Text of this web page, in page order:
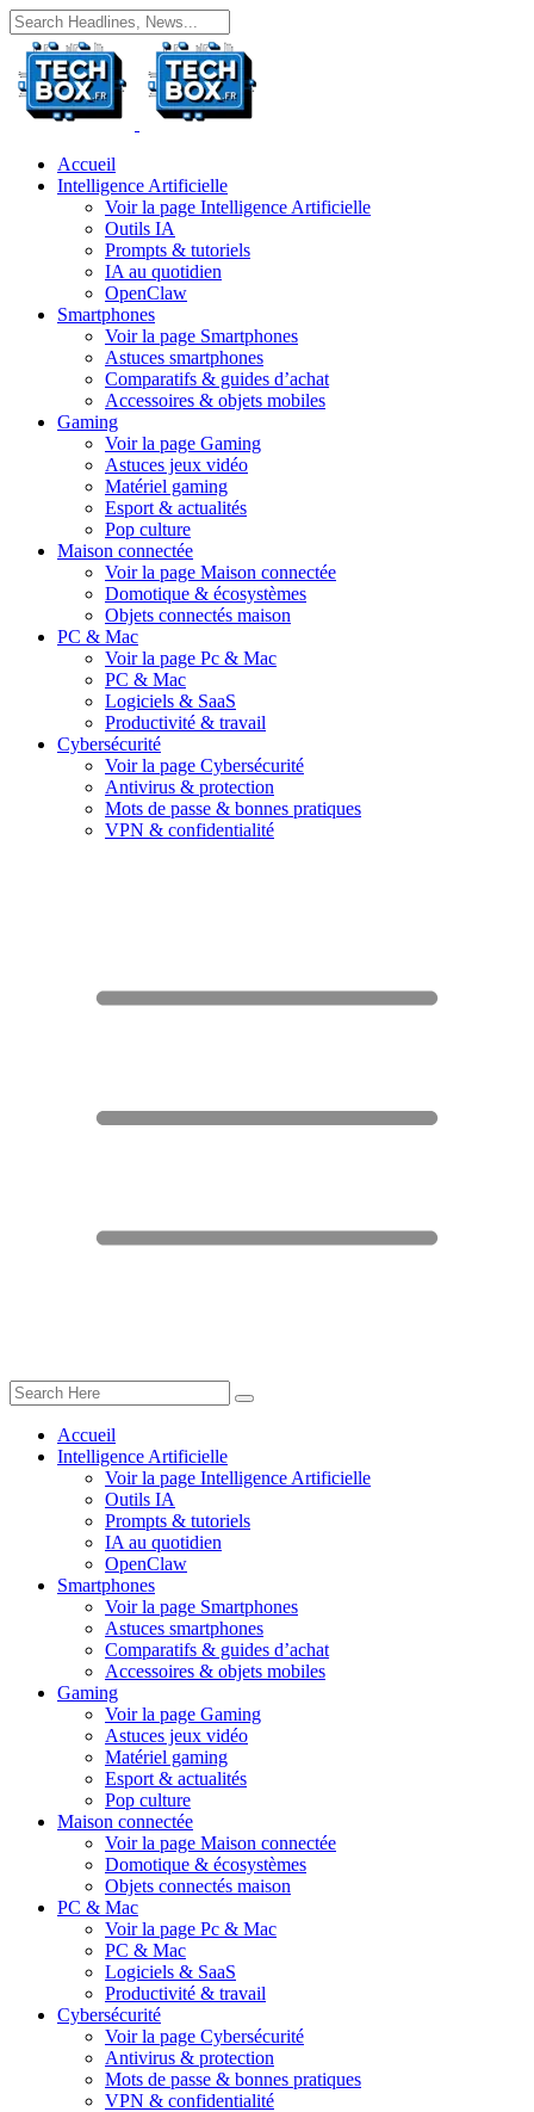
Accueil
Intelligence Artificielle
Voir la page Intelligence Artificielle
Outils IA
Prompts & tutoriels
IA au quotidien
OpenClaw
Smartphones
Voir la page Smartphones
Astuces smartphones
Comparatifs & guides d’achat
Accessoires & objets mobiles
Gaming
Voir la page Gaming
Astuces jeux vidéo
Matériel gaming
Esport & actualités
Pop culture
Maison connectée
Voir la page Maison connectée
Domotique & écosystèmes
Objets connectés maison
PC & Mac
Voir la page Pc & Mac
PC & Mac
Logiciels & SaaS
Productivité & travail
Cybersécurité
Voir la page Cybersécurité
Antivirus & protection
Mots de passe & bonnes pratiques
VPN & confidentialité
Accueil
Intelligence Artificielle
Voir la page Intelligence Artificielle
Outils IA
Prompts & tutoriels
IA au quotidien
OpenClaw
Smartphones
Voir la page Smartphones
Astuces smartphones
Comparatifs & guides d’achat
Accessoires & objets mobiles
Gaming
Voir la page Gaming
Astuces jeux vidéo
Matériel gaming
Esport & actualités
Pop culture
Maison connectée
Voir la page Maison connectée
Domotique & écosystèmes
Objets connectés maison
PC & Mac
Voir la page Pc & Mac
PC & Mac
Logiciels & SaaS
Productivité & travail
Cybersécurité
Voir la page Cybersécurité
Antivirus & protection
Mots de passe & bonnes pratiques
VPN & confidentialité